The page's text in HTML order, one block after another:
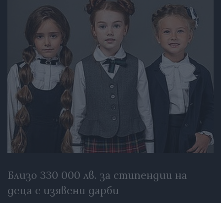
Близо 330 000 лв. за стипендии на
деца с изявени дарби